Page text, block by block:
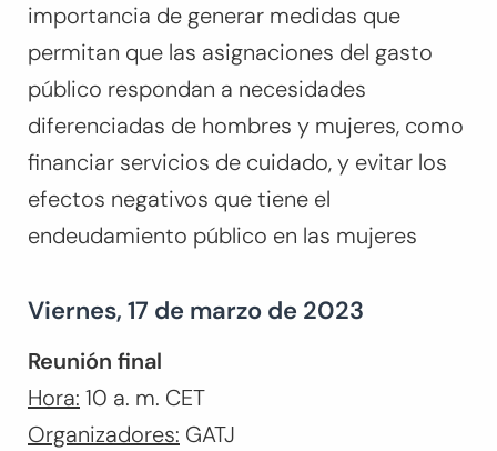
importancia de generar medidas que
permitan que las asignaciones del gasto
público respondan a necesidades
diferenciadas de hombres y mujeres, como
financiar servicios de cuidado, y evitar los
efectos negativos que tiene el
endeudamiento público en las mujeres
Viernes, 17 de marzo de 2023
Reunión final
Hora: 10 a. m. CET
Organizadores: GATJ